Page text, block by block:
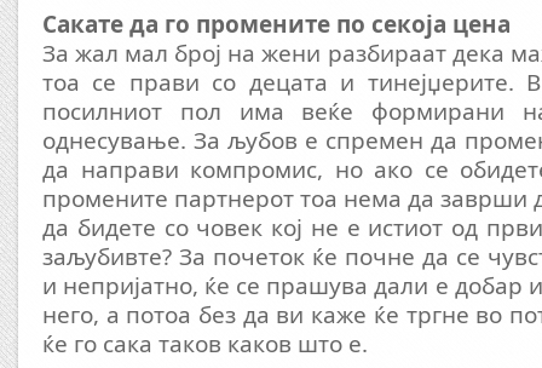
Сакате да го промените по секоја цена
За жал мал број на жени разбираат дека
тоа се прави со децата и тинејџерите.
посилниот пол има веќе формирани
однесување. За љубов е спремен да
да направи компромис, но ако се
промените партнерот тоа нема да заврши
да бидете со човек кој не е истиот од
заљубивте? За почеток ќе почне да се
и непријатно, ќе се прашува дали е добар
него, а потоа без да ви каже ќе тргне во
ќе го сака таков каков што е.